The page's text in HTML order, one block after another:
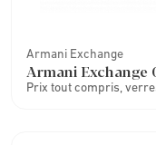
Armani Exchange
Armani Exchange
Prix tout compris,